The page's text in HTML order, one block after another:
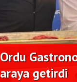
Ordu
araya getirdi